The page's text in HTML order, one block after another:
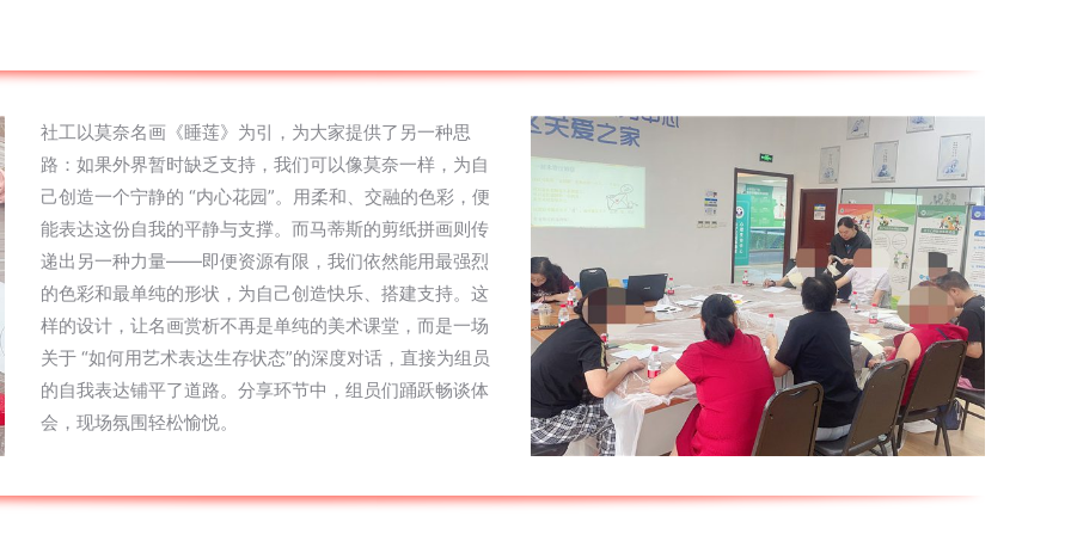
社工以莫奈名画《睡莲》为引，为大家提供了另一种思
路：如果外界暂时缺乏支持，我们可以像莫奈一样，为自
己创造一个宁静的 “内心花园”。用柔和、交融的色彩，便
能表达这份自我的平静与支撑。而马蒂斯的剪纸拼画则传
递出另一种力量——即便资源有限，我们依然能用最强烈
的色彩和最单纯的形状，为自己创造快乐、搭建支持。这
样的设计，让名画赏析不再是单纯的美术课堂，而是一场
关于 “如何用艺术表达生存状态”的深度对话，直接为组员
的自我表达铺平了道路。分享环节中，组员们踊跃畅谈体
会，现场氛围轻松愉悦。